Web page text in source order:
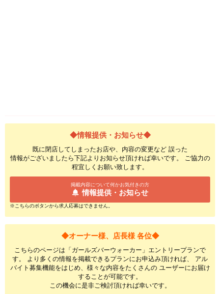
◆情報提供・お知らせ◆
既に閉店してしまったお店や、内容の変更など 誤った
情報がございましたら下記よりお知らせ頂ければ幸いです。 ご協力の
程宜しくお願い致します。
掲載内容について何かお気付きの方
情報提供・お知らせ
※こちらのボタンから求人応募はできません。
◆オーナー様、店長様 各位◆
こちらのページは「ガールズバーウォーカー」エントリープランで
す。 より多くの情報を掲載できるプランにお申込み頂ければ、 アル
バイト募集機能をはじめ、様々な内容をたくさんの ユーザーにお届け
することが可能です。
この機会に是非ご検討頂ければ幸いです。